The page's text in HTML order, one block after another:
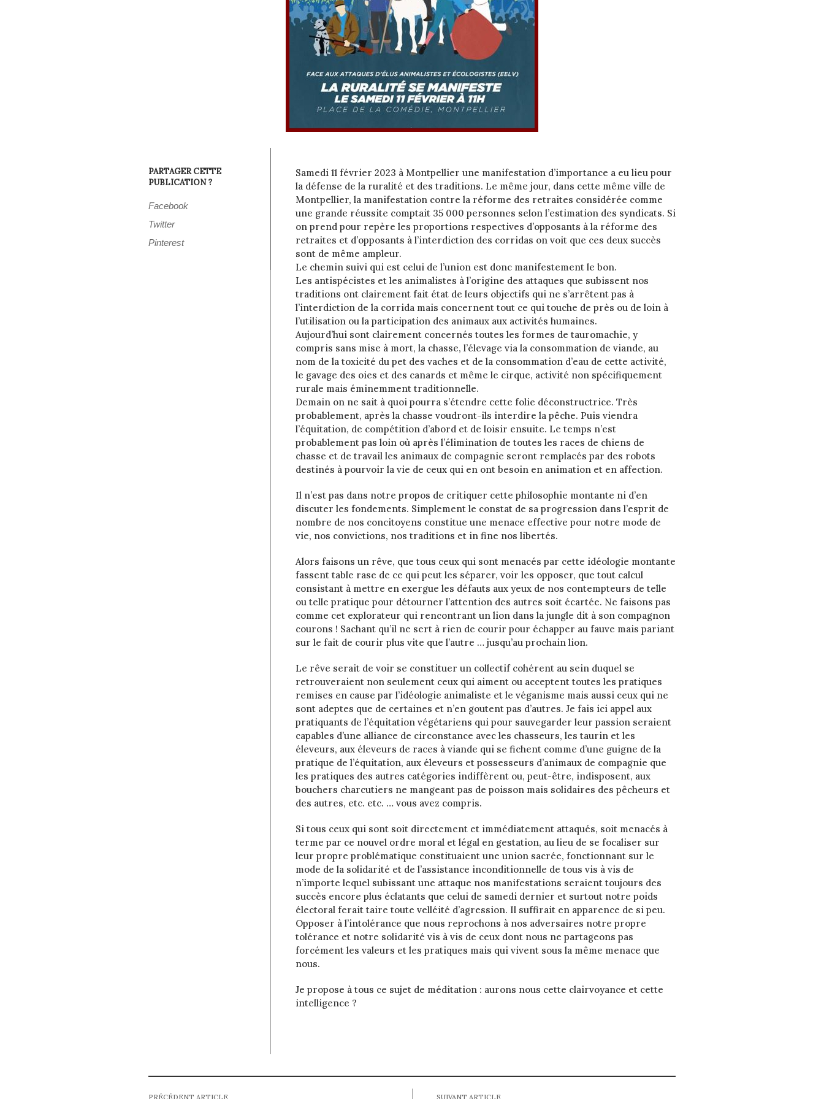
PARTAGER CETTE
PUBLICATION ?
Facebook
Twitter
Pinterest
Samedi 11 février 2023 à Montpellier une manifestation d’importance a eu lieu pour
la défense de la ruralité et des traditions. Le même jour, dans cette même ville de
Montpellier, la manifestation contre la réforme des retraites considérée comme
une grande réussite comptait 35 000 personnes selon l’estimation des syndicats. Si
on prend pour repère les proportions respectives d’opposants à la réforme des
retraites et d’opposants à l’interdiction des corridas on voit que ces deux succès
sont de même ampleur.
Le chemin suivi qui est celui de l’union est donc manifestement le bon.
Les antispécistes et les animalistes à l’origine des attaques que subissent nos
traditions ont clairement fait état de leurs objectifs qui ne s’arrêtent pas à
l’interdiction de la corrida mais concernent tout ce qui touche de près ou de loin à
l’utilisation ou la participation des animaux aux activités humaines.
Aujourd’hui sont clairement concernés toutes les formes de tauromachie, y
compris sans mise à mort, la chasse, l’élevage via la consommation de viande, au
nom de la toxicité du pet des vaches et de la consommation d’eau de cette activité,
le gavage des oies et des canards et même le cirque, activité non spécifiquement
rurale mais éminemment traditionnelle.
Demain on ne sait à quoi pourra s’étendre cette folie déconstructrice. Très
probablement, après la chasse voudront-ils interdire la pêche. Puis viendra
l’équitation, de compétition d’abord et de loisir ensuite. Le temps n’est
probablement pas loin où après l’élimination de toutes les races de chiens de
chasse et de travail les animaux de compagnie seront remplacés par des robots
destinés à pourvoir la vie de ceux qui en ont besoin en animation et en affection.
Il n’est pas dans notre propos de critiquer cette philosophie montante ni d’en
discuter les fondements. Simplement le constat de sa progression dans l’esprit de
nombre de nos concitoyens constitue une menace effective pour notre mode de
vie, nos convictions, nos traditions et in fine nos libertés.
Alors faisons un rêve, que tous ceux qui sont menacés par cette idéologie montante
fassent table rase de ce qui peut les séparer, voir les opposer, que tout calcul
consistant à mettre en exergue les défauts aux yeux de nos contempteurs de telle
ou telle pratique pour détourner l’attention des autres soit écartée. Ne faisons pas
comme cet explorateur qui rencontrant un lion dans la jungle dit à son compagnon
courons ! Sachant qu’il ne sert à rien de courir pour échapper au fauve mais pariant
sur le fait de courir plus vite que l’autre … jusqu’au prochain lion.
Le rêve serait de voir se constituer un collectif cohérent au sein duquel se
retrouveraient non seulement ceux qui aiment ou acceptent toutes les pratiques
remises en cause par l’idéologie animaliste et le véganisme mais aussi ceux qui ne
sont adeptes que de certaines et n’en goutent pas d’autres. Je fais ici appel aux
pratiquants de l’équitation végétariens qui pour sauvegarder leur passion seraient
capables d’une alliance de circonstance avec les chasseurs, les taurin et les
éleveurs, aux éleveurs de races à viande qui se fichent comme d’une guigne de la
pratique de l’équitation, aux éleveurs et possesseurs d’animaux de compagnie que
les pratiques des autres catégories indiffèrent ou, peut-être, indisposent, aux
bouchers charcutiers ne mangeant pas de poisson mais solidaires des pêcheurs et
des autres, etc. etc. … vous avez compris.
Si tous ceux qui sont soit directement et immédiatement attaqués, soit menacés à
terme par ce nouvel ordre moral et légal en gestation, au lieu de se focaliser sur
leur propre problématique constituaient une union sacrée, fonctionnant sur le
mode de la solidarité et de l’assistance inconditionnelle de tous vis à vis de
n’importe lequel subissant une attaque nos manifestations seraient toujours des
succès encore plus éclatants que celui de samedi dernier et surtout notre poids
électoral ferait taire toute velléité d’agression. Il suffirait en apparence de si peu.
Opposer à l’intolérance que nous reprochons à nos adversaires notre propre
tolérance et notre solidarité vis à vis de ceux dont nous ne partageons pas
forcément les valeurs et les pratiques mais qui vivent sous la même menace que
nous.
Je propose à tous ce sujet de méditation : aurons nous cette clairvoyance et cette
intelligence ?
PRÉCÉDENT ARTICLE SUIVANT ARTICLE